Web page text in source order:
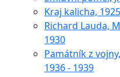
Kraj kalicha, 1925
Richard Lauda,
1930
Památník z
1936 - 1939